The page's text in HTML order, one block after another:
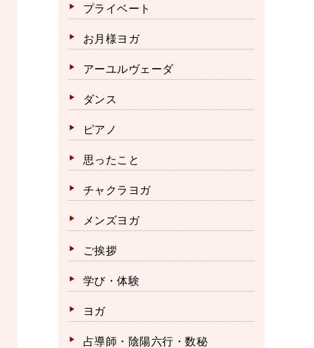
プライベート
お月様ヨガ
アーユルヴェーダ
ダンス
ピアノ
思ったこと
チャクラヨガ
メンズヨガ
ご挨拶
学び・体験
ヨガ
占導師・陰陽六行・数秘